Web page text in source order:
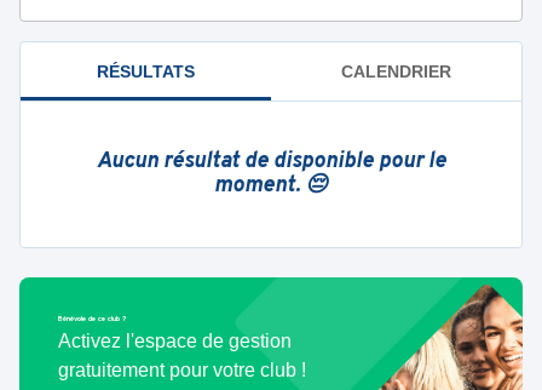
RÉSULTATS CALENDRIER
Aucun résultat de disponible pour le
moment. 😔
Bénévole de ce club ?
Activez l'espace de gestion
gratuitement pour votre club !